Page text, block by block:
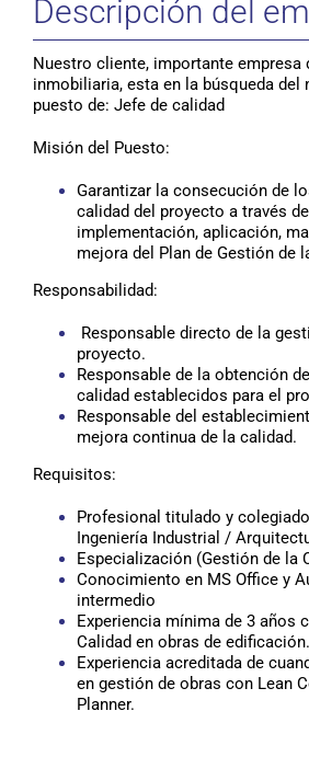
Descripción del
Nuestro cliente, importante empresa
inmobiliaria, esta en la búsqueda del
puesto de: Jefe de calidad
Misión del Puesto:
Garantizar la consecución de
calidad del proyecto a través
implementación, aplicación,
mejora del Plan de Gestión de
Responsabilidad:
Responsable directo de la
proyecto.
Responsable de la obtención
calidad establecidos para el
Responsable del
mejora continua de la calidad.
Requisitos:
Profesional titulado y
Ingeniería Industrial /
Especialización (Gestión de la
Conocimiento en MS Office y
intermedio
Experiencia mínima de 3 años
Calidad en obras de edificación.
Experiencia acreditada de
en gestión de obras con Lean
Planner.